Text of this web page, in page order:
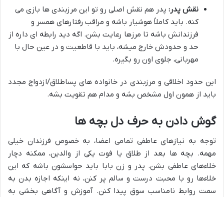
نقش پدر: پدر هم نقش اصلی رو تو این مرزبندی ها بازی می
کنه. باید کاملاً هوشیار باشه و مراقب رفتارهای همسر و
فرزندانش باشه تا مرزها رعایت بشن. اگه دید رابطه ای داره از
حد و حدودش خارج میشه، باید با قاطعیت و در عین حال با
مهربانی، جلوی اون رو بگیره.
این حدود اخلاقی و مرزبندی در خانواده های پساطلاق/ازدواج مجدد
باید از همون اول مشخص بشه و مدام هم تقویت بشه.
گوش دادن به حرف دل بچه ها
توجه به نیازهای عاطفی تمامی اعضا، به خصوص فرزندان خیلی
مهمه. بچه ها بعد از طلاق یا فوت یکی از والدین، ممکنه دچار
خلاءهای عاطفی بشن. پدر و زن بابا باید حواسشون باشه که این
خلاءها رو با محبت درست و سالم پر کنن، نه اینکه اجازه بدن به
سمت روابط نامناسب سوق پیدا کنن. آموزش و آگاهی بخشی به